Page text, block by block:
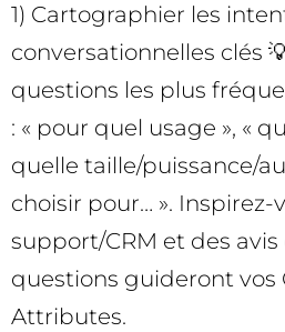
1) Cartographier les
conversationnelles clés
questions les plus
: « pour quel usage », «
quelle taille/puissance/
choisir pour… ».
support/CRM et des avis
questions guideront vos
Attributes.